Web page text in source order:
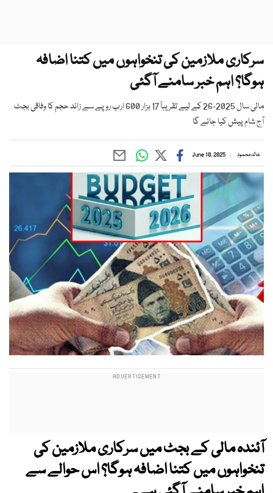
سرکاری ملازمین کی تنخواہوں میں کتنا اضافہ
ہوگا؟ اہم خبر سامنے آگئی
مالی سال 2025-26 کے لیے تقریباً 17 ہزار 600 ارب روپے سے زائد حجم کا وفاقی بجٹ
آج شام پیش کیا جائے گا
خالد محمود June 10, 2025
آئندہ مالی کے بجٹ میں سرکاری ملازمین کی
تنخواہوں میں کتنا اضافہ ہوگا؟ اس حوالے سے